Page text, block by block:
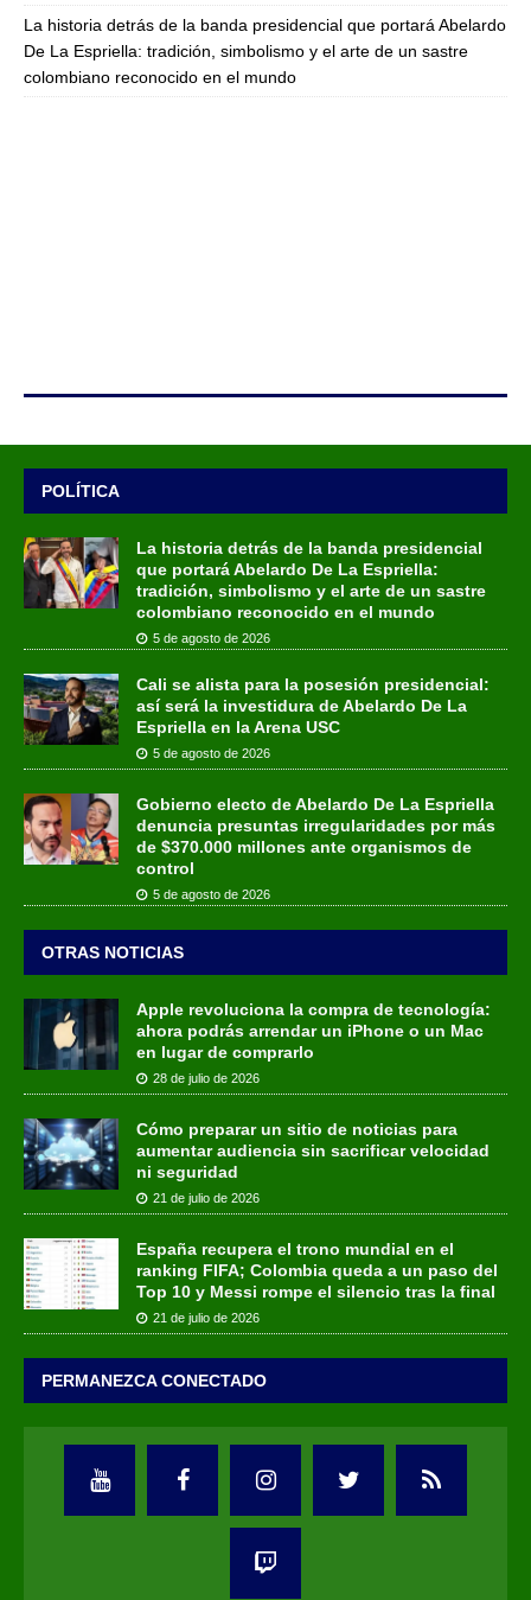
La historia detrás de la banda presidencial que portará Abelardo
De La Espriella: tradición, simbolismo y el arte de un sastre
colombiano reconocido en el mundo
POLÍTICA
La historia detrás de la banda presidencial
que portará Abelardo De La Espriella:
tradición, simbolismo y el arte de un sastre
colombiano reconocido en el mundo
5 de agosto de 2026
Cali se alista para la posesión presidencial:
así será la investidura de Abelardo De La
Espriella en la Arena USC
5 de agosto de 2026
Gobierno electo de Abelardo De La Espriella
denuncia presuntas irregularidades por más
de $370.000 millones ante organismos de
control
5 de agosto de 2026
OTRAS NOTICIAS
Apple revoluciona la compra de tecnología:
ahora podrás arrendar un iPhone o un Mac
en lugar de comprarlo
28 de julio de 2026
Cómo preparar un sitio de noticias para
aumentar audiencia sin sacrificar velocidad
ni seguridad
21 de julio de 2026
España recupera el trono mundial en el
ranking FIFA; Colombia queda a un paso del
Top 10 y Messi rompe el silencio tras la final
21 de julio de 2026
PERMANEZCA CONECTADO